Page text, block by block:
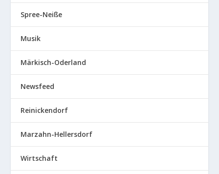
Spree-Neiße
Musik
Märkisch-Oderland
Newsfeed
Reinickendorf
Marzahn-Hellersdorf
Wirtschaft